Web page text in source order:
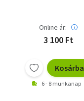
Szótár, nyelvkönyv
Társadalomtudomány
Online ár:
3 100 Ft
Kosárba
6 - 8 munkanap